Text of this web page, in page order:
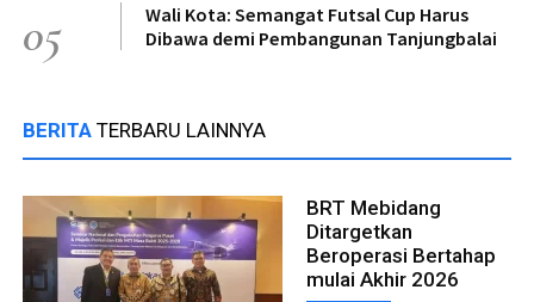
05
Wali Kota: Semangat Futsal Cup Harus
Dibawa demi Pembangunan Tanjungbalai
BERITA TERBARU LAINNYA
BRT Mebidang
Ditargetkan
Beroperasi Bertahap
mulai Akhir 2026